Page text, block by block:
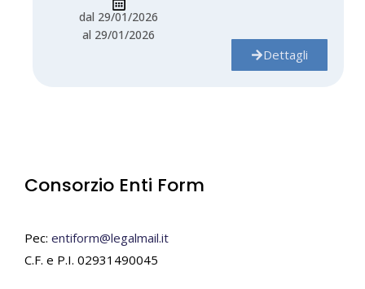
dal 29/01/2026
al 29/01/2026
Dettagli
Consorzio Enti Form
Pec: entiform@legalmail.it
C.F. e P.I. 02931490045